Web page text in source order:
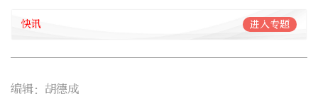
快讯 进入专题
编辑：胡德成